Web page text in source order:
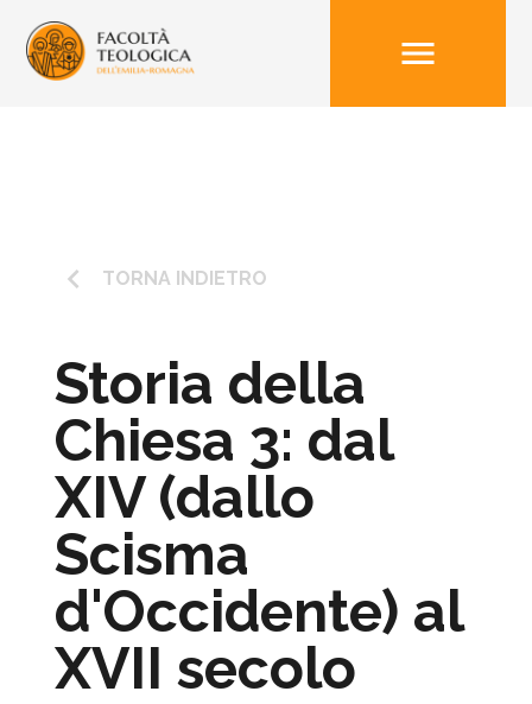
menu
keyboard_arrow_left TORNA INDIETRO
Storia della
Chiesa 3: dal
XIV (dallo
Scisma
d'Occidente) al
XVII secolo